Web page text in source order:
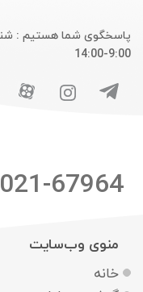
9:00-14:00
021-67964
منوی وب‌سایت
خانه